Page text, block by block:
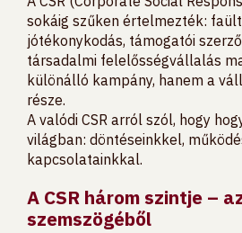
sokáig szűken értelmezték:
jótékonykodás, támogatói
társadalmi felelősségvállalás
különálló kampány, hanem a
része.
A valódi CSR arról szól, hogy
világban: döntéseinkkel,
kapcsolatainkkal.
A CSR három szintje –
szemszögéből